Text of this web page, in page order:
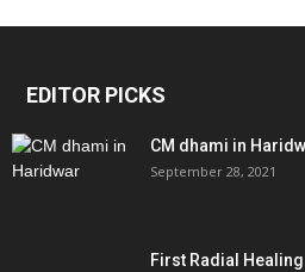
EDITOR PICKS
CM dhami in
September 28, 2021
First Radial Healing